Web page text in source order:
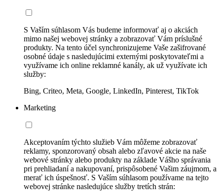
S Vaším súhlasom Vás budeme informovať aj o akciách
mimo našej webovej stránky a zobrazovať Vám príslušné
produkty. Na tento účel synchronizujeme Vaše zašifrované
osobné údaje s nasledujúcimi externými poskytovateľmi a
využívame ich online reklamné kanály, ak už využívate ich
služby:
Bing, Criteo, Meta, Google, LinkedIn, Pinterest, TikTok
Marketing
Akceptovaním týchto služieb Vám môžeme zobrazovať
reklamy, sponzorovaný obsah alebo zľavové akcie na naše
webové stránky alebo produkty na základe Vášho správania
pri prehliadaní a nakupovaní, prispôsobené Vašim záujmom, a
merať ich úspešnosť. S Vaším súhlasom používame na tejto
webovej stránke nasledujúce služby tretích strán: